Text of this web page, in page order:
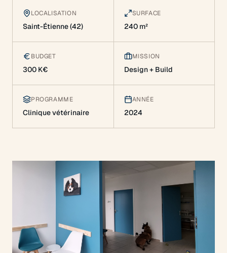
LOCALISATION
Saint-Étienne (42)
SURFACE
240 m²
BUDGET
300 K€
MISSION
Design + Build
PROGRAMME
Clinique vétérinaire
ANNÉE
2024